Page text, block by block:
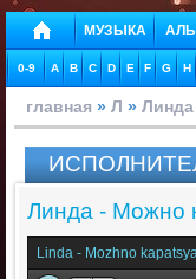
МУЗЫКА
0-9 A B C D E F G H
главная » Л » Линда
Линда - Можно
Linda - Mozhno